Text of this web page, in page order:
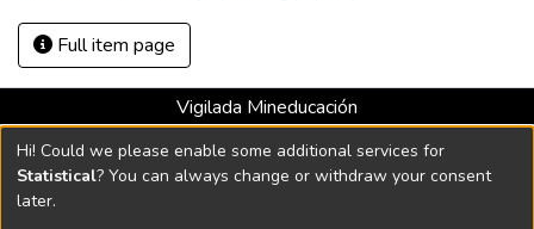
Full item page
Vigilada Mineducación
Universidad con Acreditación Institucional hasta 2026 -
Resolución MEN 2158 de 2018
Hi! Could we please enable some additional services for
Statistical? You can always change or withdraw your consent
later.